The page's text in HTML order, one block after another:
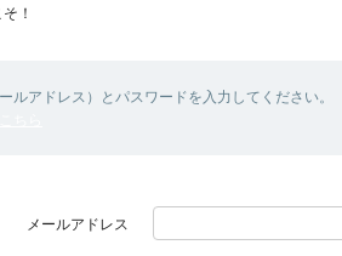
！
ルアドレス）とパスワードを入力してください。
メールアドレス